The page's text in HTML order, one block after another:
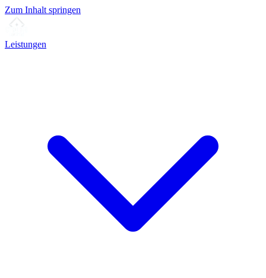
Zum Inhalt springen
Leistungen